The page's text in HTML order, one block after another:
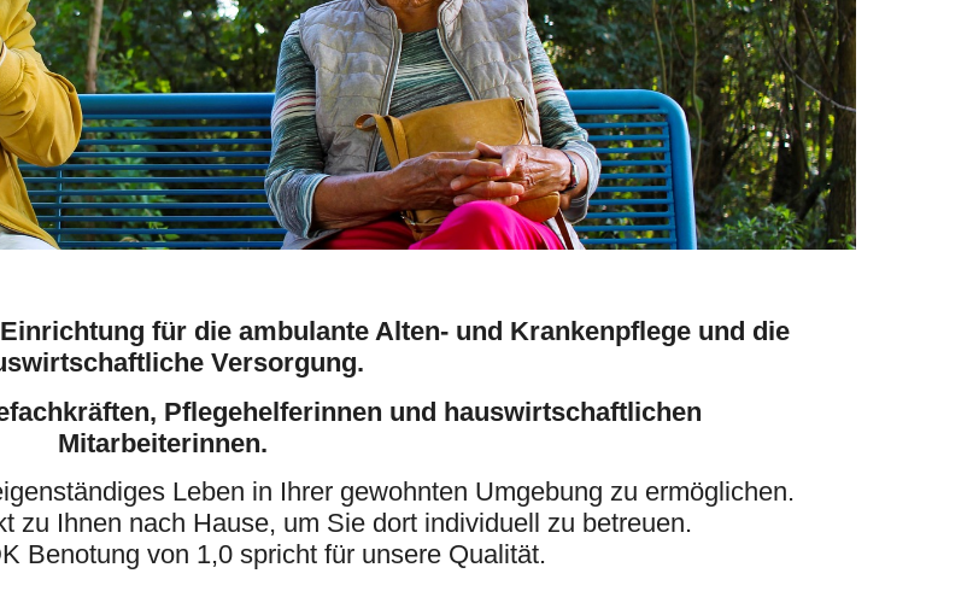
für die ambulante Alten- und Krankenpflege und die
Versorgung.
Pflegehelferinnen und hauswirtschaftlichen
Mitarbeiterinnen.
Leben in Ihrer gewohnten Umgebung zu ermöglichen.
zu Ihnen nach Hause, um Sie dort individuell zu betreuen.
Benotung von 1,0 spricht für unsere Qualität.